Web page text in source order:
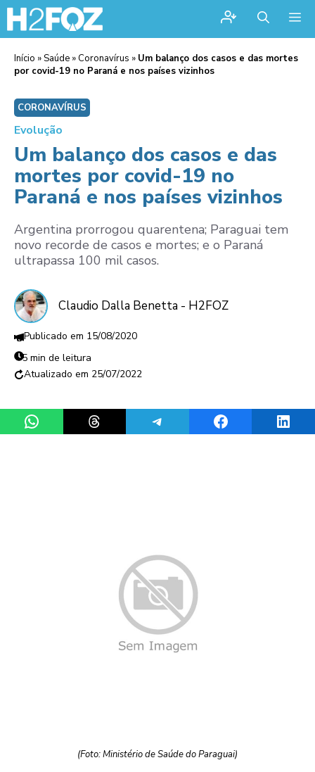
Início »Saúde » Coronavírus » Um balanço dos casos e das mortes
por covid-19 no Paraná e nos países vizinhos
CORONAVÍRUS
Evolução
Um balanço dos casos e das
mortes por covid-19 no
Paraná e nos países vizinhos
Argentina prorrogou quarentena; Paraguai tem
novo recorde de casos e mortes; e o Paraná
ultrapassa 100 mil casos.
Claudio Dalla Benetta - H2FOZ
15/08/2020
5 min de leitura
25/07/2022
Share on WhatsAppShare on ThreadsShare on TelegramShare on Facebook
(Foto: Ministério de Saúde do Paraguai)